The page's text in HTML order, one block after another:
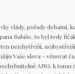
vlády, pořady debatní,
Babiše, to byl tedy
nejchytřejší,
Vaše slova - věnovat
ANO, k tomu